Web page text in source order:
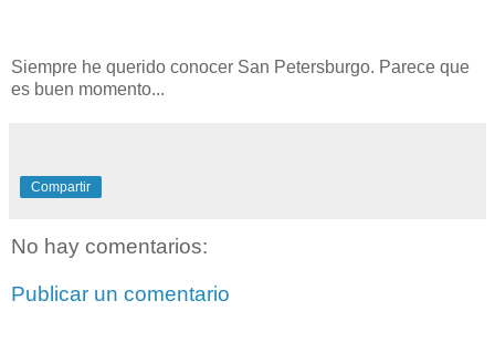
Siempre he querido conocer San Petersburgo. Parece que
es buen momento...
Compartir
No hay comentarios:
Publicar un comentario